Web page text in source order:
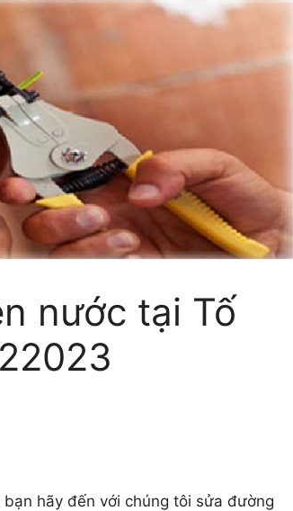
nước tại Tố
hãy đến với chúng tôi sửa đường